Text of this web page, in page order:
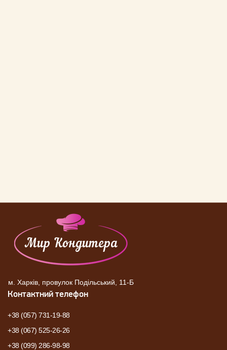
м. Харків, провулок Подільський, 11-Б
Контактний телефон
+38 (057) 731-19-88
+38 (067) 525-26-26
+38 (099) 286-98-98